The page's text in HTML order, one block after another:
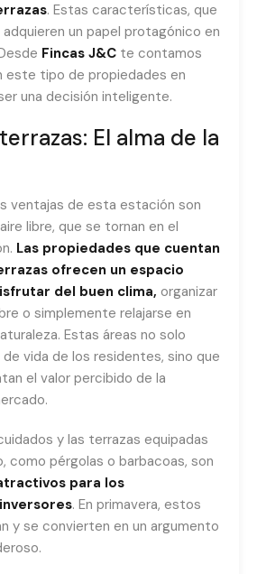
. Estas características, que
adquieren un papel protagónico en
Fincas J&C te contamos
este tipo de propiedades en
una decisión inteligente.
El alma de la
ventajas de esta estación son
libre, que se tornan en el
Las propiedades que cuentan
ofrecen un espacio
del buen clima, organizar
o simplemente relajarse en
Estas áreas no solo
vida de los residentes, sino que
el valor percibido de la
y las terrazas equipadas
como pérgolas o barbacoas, son
para los
. En primavera, estos
y se convierten en un argumento